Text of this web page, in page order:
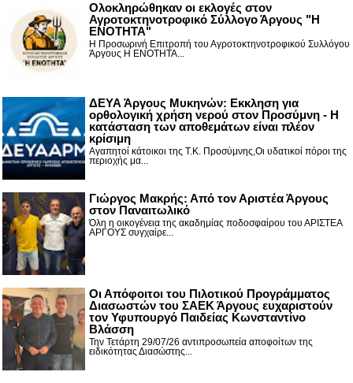
Ολοκληρώθηκαν οι εκλογές στον
Αγροτοκτηνοτροφικό Σύλλογο Άργους "Η
ΕΝΟΤΗΤΑ"
Η Προσωρινή Επιτροπή του Αγροτοκτηνοτροφικού Συλλόγου
Άργους Η ΕΝΟΤΗΤΑ...
ΔΕΥΑ Άργους Μυκηνών: Εκκληση για
ορθολογική χρήση νερού στον Προσύμνη - Η
κατάσταση των αποθεμάτων είναι πλέον
κρίσιμη
Αγαπητοί κάτοικοι της Τ.Κ. Προσύμνης,Οι υδατικοί πόροι της
περιοχής μα...
Γιώργος Μακρής: Από τον Αριστέα Άργους
στον Παναιτωλικό
Όλη η οικογένεια της ακαδημίας ποδοσφαίρου του ΑΡΙΣΤΕΑ
ΑΡΓΟΥΣ συγχαίρε...
Οι Απόφοιτοι του Πιλοτικού Προγράμματος
Διασωστών του ΣΑΕΚ Άργους ευχαριστούν
τον Υφυπουργό Παιδείας Κωνσταντίνο
Βλάσση
Την Τετάρτη 29/07/26 αντιπροσωπεία αποφοίτων της
ειδικότητας Διασώστης...